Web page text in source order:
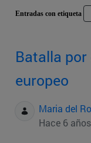
Entradas con etiqueta
Batalla
europeo
Maria del
Hace 6